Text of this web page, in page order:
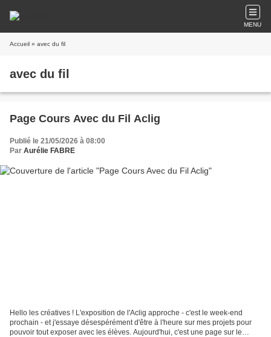
MENU
Accueil » avec du fil
avec du fil
Page Cours Avec du Fil Aclig
Publié le 21/05/2026 à 08:00
Par Aurélie FABRE
Hello les créatives ! L'exposition de l'Aclig approche - c'est le week-end
prochain - et j'essaye désespérément d'être à l'heure sur mes projets pour
pouvoir tout exposer avec les élèves. Aujourd'hui, c'est une page sur le